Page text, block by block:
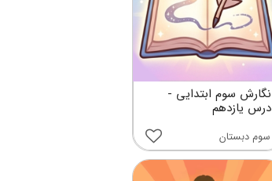
نگارش سوم ابتدایی -
درس یازدهم
سوم دبستان